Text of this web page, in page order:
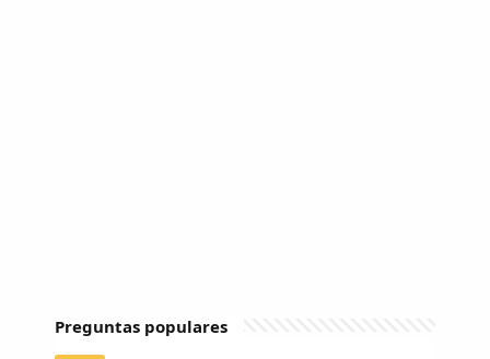
Preguntas populares